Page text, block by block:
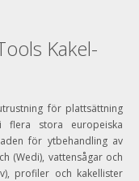
Kakel-
för plattsättning
flera stora europeiska
för ytbehandling av
(Wedi), vattensågar och
profiler och kakellister